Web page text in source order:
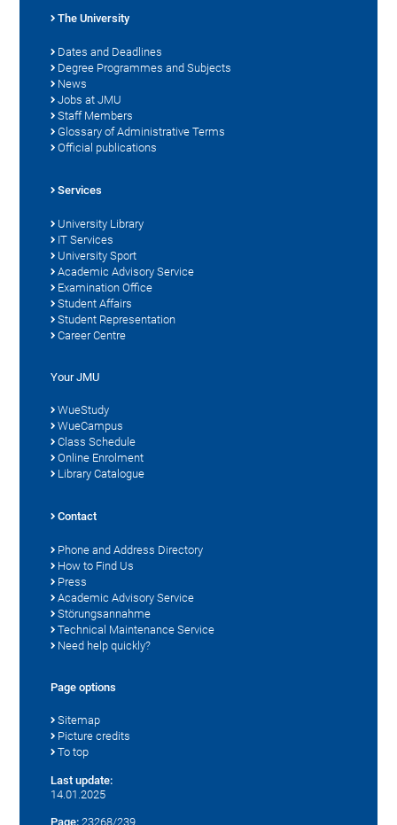
The University
Dates and Deadlines
Degree Programmes and Subjects
News
Jobs at JMU
Staff Members
Glossary of Administrative Terms
Official publications
Services
University Library
IT Services
University Sport
Academic Advisory Service
Examination Office
Student Affairs
Student Representation
Career Centre
Your JMU
WueStudy
WueCampus
Class Schedule
Online Enrolment
Library Catalogue
Contact
Phone and Address Directory
How to Find Us
Press
Academic Advisory Service
Störungsannahme
Technical Maintenance Service
Need help quickly?
Page options
Sitemap
Picture credits
To top
Last update:
14.01.2025
Page: 23268/239